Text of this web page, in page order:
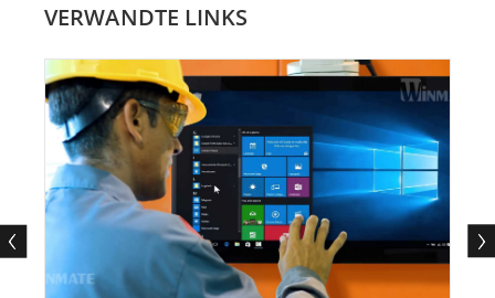
VERWANDTE LINKS